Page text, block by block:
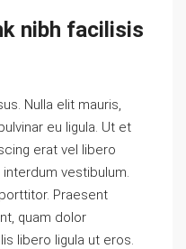
nibh facilisis
Nulla elit mauris,
eu ligula. Ut et
erat vel libero
vestibulum.
Praesent
quam dolor
libero ligula ut eros.